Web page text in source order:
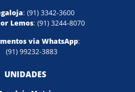
: (91) 3342-3600
Lemos: (91) 3244-8070
via WhatsApp:
(91) 99232-3883
UNIDADES